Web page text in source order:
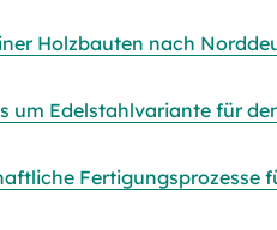
Holzbauten nach
um Edelstahlvariante für
Fertigungsprozesse